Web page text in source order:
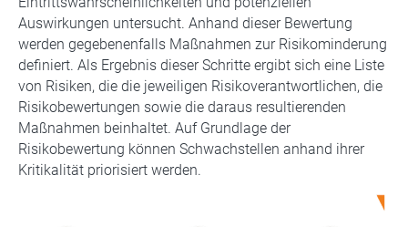
Auswirkungen untersucht. Anhand dieser Bewertung
werden gegebenenfalls Maßnahmen zur Risikominderung
definiert. Als Ergebnis dieser Schritte ergibt sich eine Liste
von Risiken, die die jeweiligen Risikoverantwortlichen, die
Risikobewertungen sowie die daraus resultierenden
Maßnahmen beinhaltet. Auf Grundlage der
Risikobewertung können Schwachstellen anhand ihrer
Kritikalität priorisiert werden.